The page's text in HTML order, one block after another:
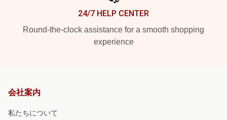
24/7 HELP CENTER
Round-the-clock assistance for a smooth shopping
experience
会社案内
私たちについて